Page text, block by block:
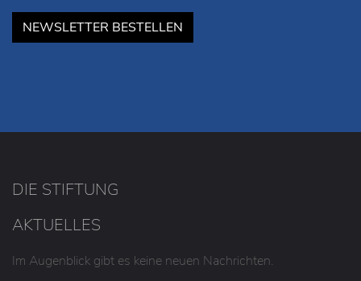
NEWSLETTER BESTELLEN
DIE STIFTUNG
AKTUELLES
Im Augenblick gibt es keine neuen Nachrichten.